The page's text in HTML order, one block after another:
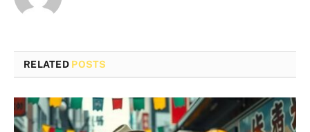
RELATED POSTS